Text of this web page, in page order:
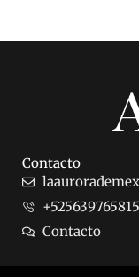
Contacto
+525639765815
Contacto